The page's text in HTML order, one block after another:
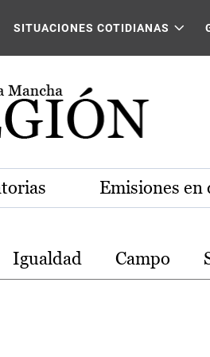
SITUACIONES COTIDIANAS
Emisiones en
Igualdad Campo